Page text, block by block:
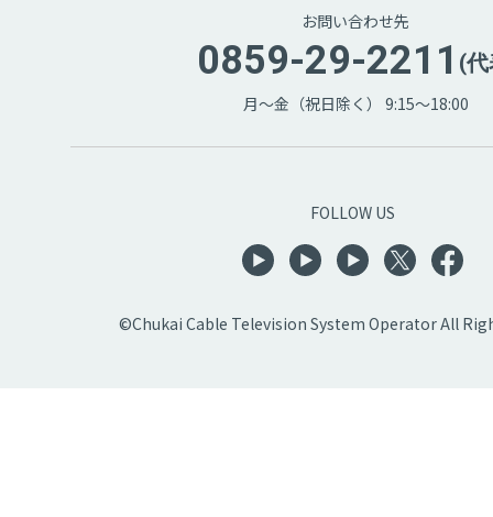
お問い合わせ先
0859-29-2211 (
月～金（祝日除く） 9:15～18:00
FOLLOW US
©Chukai Cable Television System Operator All